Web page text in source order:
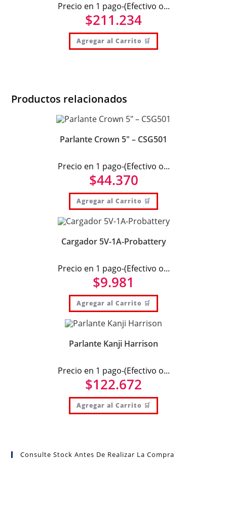
Precio en 1 pago-(Efectivo o...
$211.234
Agregar al Carrito 🛒
Productos relacionados
Parlante Crown 5″ – CSG501
Precio en 1 pago-(Efectivo o...
$44.370
Agregar al Carrito 🛒
Cargador 5V-1A-Probattery
Precio en 1 pago-(Efectivo o...
$9.981
Agregar al Carrito 🛒
Parlante Kanji Harrison
Precio en 1 pago-(Efectivo o...
$122.672
Agregar al Carrito 🛒
Consulte Stock Antes De Realizar La Compra